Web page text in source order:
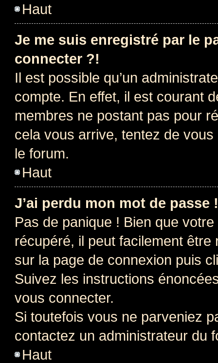
Haut
Je me suis enregistré par le
connecter ?!
Il est possible qu’un
compte. En effet, il est courant
membres ne postant pas pour
cela vous arrive, tentez de
le forum.
Haut
J’ai perdu mon mot de passe !
Pas de panique ! Bien que
récupéré, il peut facilement
sur la page de connexion puis
Suivez les instructions
vous connecter.
Si toutefois vous ne parveniez
contactez un administrateur du
Haut